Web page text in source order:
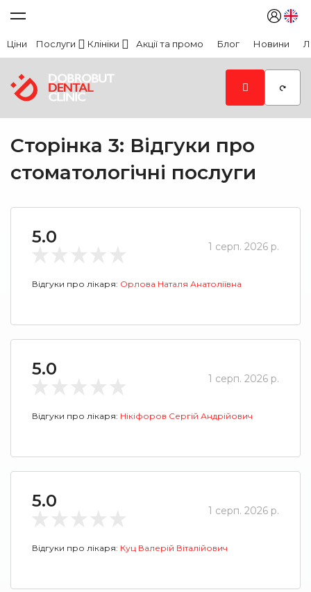
Ціни Послуги Клініки Акції та промо Блог Новини
Сторінка 3: Відгуки про
стоматологічні послуги
5.0 1 серп. 2026 р.
Відгуки про лікаря: Орлова Наталя Анатоліївна
5.0 1 серп. 2026 р.
Відгуки про лікаря: Нікіфоров Сергій Андрійович
5.0 1 серп. 2026 р.
Відгуки про лікаря: Куц Валерій Віталійович